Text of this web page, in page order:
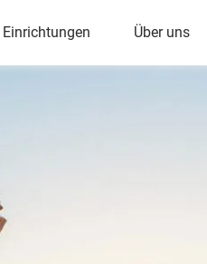
Einrichtungen Über uns